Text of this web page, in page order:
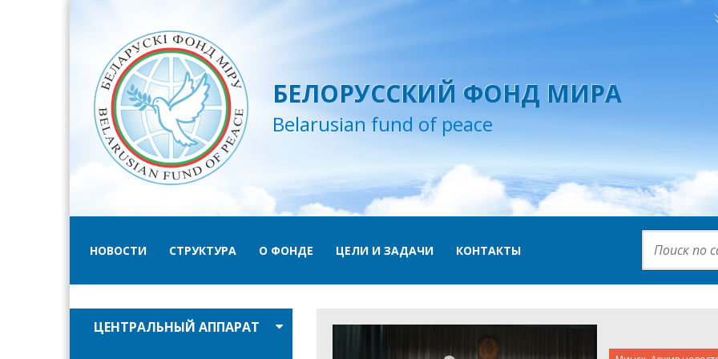
БЕЛОРУССКИЙ ФОНД МИРА
Belarusian fund of peace
НОВОСТИ СТРУКТУРА О ФОНДЕ ЦЕЛИ И ЗАДАЧИ КОНТАКТЫ
ЦЕНТРАЛЬНЫЙ АППАРАТ